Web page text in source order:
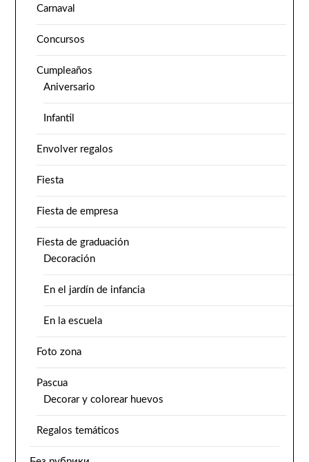
Carnaval
Concursos
Cumpleaños
Aniversario
Infantil
Envolver regalos
Fiesta
Fiesta de empresa
Fiesta de graduación
Decoración
En el jardín de infancia
En la escuela
Foto zona
Pascua
Decorar y colorear huevos
Regalos temáticos